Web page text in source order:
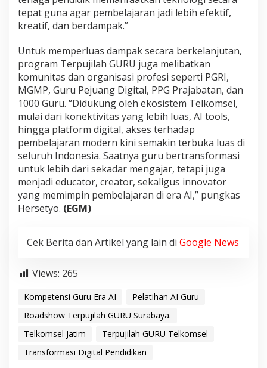
tepat guna agar pembelajaran jadi lebih efektif,
kreatif, dan berdampak.”
Untuk memperluas dampak secara berkelanjutan,
program Terpujilah GURU juga melibatkan
komunitas dan organisasi profesi seperti PGRI,
MGMP, Guru Pejuang Digital, PPG Prajabatan, dan
1000 Guru. “Didukung oleh ekosistem Telkomsel,
mulai dari konektivitas yang lebih luas, AI tools,
hingga platform digital, akses terhadap
pembelajaran modern kini semakin terbuka luas di
seluruh Indonesia. Saatnya guru bertransformasi
untuk lebih dari sekadar mengajar, tetapi juga
menjadi educator, creator, sekaligus innovator
yang memimpin pembelajaran di era AI,” pungkas
Hersetyo. (EGM)
Cek Berita dan Artikel yang lain di Google News
Views: 265
Kompetensi Guru Era AI
Pelatihan AI Guru
Roadshow Terpujilah GURU Surabaya.
Telkomsel Jatim
Terpujilah GURU Telkomsel
Transformasi Digital Pendidikan